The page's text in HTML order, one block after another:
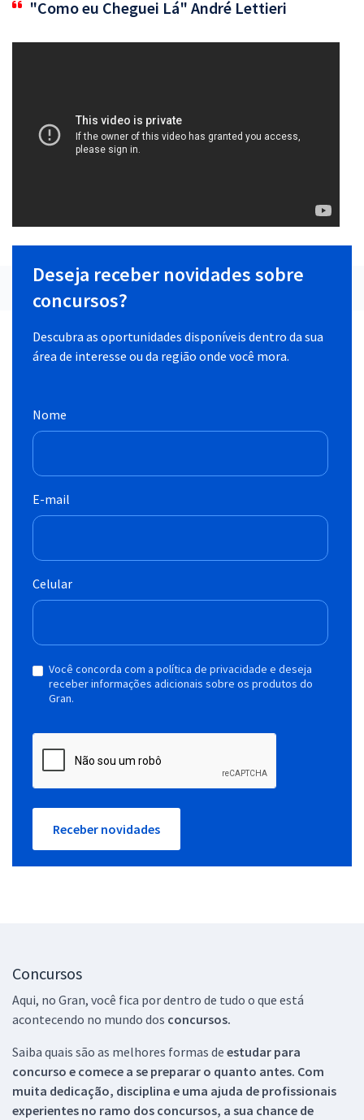
"Como eu Cheguei Lá" André Lettieri
Deseja receber novidades sobre
concursos?
Descubra as oportunidades disponíveis dentro da sua
área de interesse ou da região onde você mora.
Nome
E-mail
Celular
Você concorda com a política de privacidade e deseja
receber informações adicionais sobre os produtos do
Gran.
Receber novidades
Concursos
Aqui, no Gran, você fica por dentro de tudo o que está
acontecendo no mundo dos concursos.
Saiba quais são as melhores formas de estudar para
concurso e comece a se preparar o quanto antes. Com
muita dedicação, disciplina e uma ajuda de profissionais
experientes no ramo dos concursos, a sua chance de